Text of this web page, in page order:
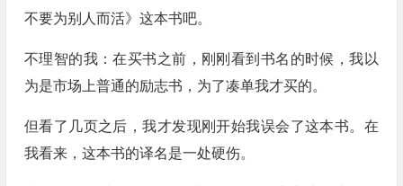
不要为别人而活》这本书吧。
不理智的我：在买书之前，刚刚看到书名的时候，我以
为是市场上普通的励志书，为了凑单我才买的。
但看了几页之后，我才发现刚开始我误会了这本书。在
我看来，这本书的译名是一处硬伤。